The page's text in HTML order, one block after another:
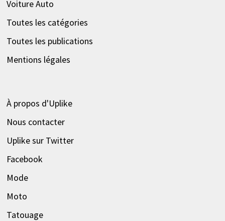
Voiture Auto
Toutes les catégories
Toutes les publications
Mentions légales
À propos d'Uplike
Nous contacter
Uplike sur Twitter
Facebook
Mode
Moto
Tatouage